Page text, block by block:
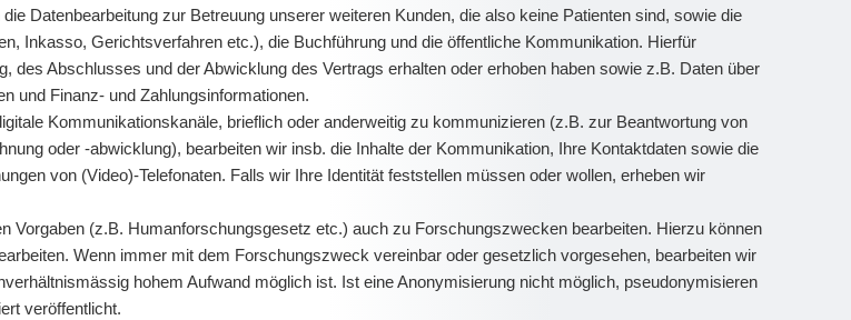
Datenbearbeitung zur Betreuung unserer weiteren Kunden, die also keine Patienten sind, sowie die
Inkasso, Gerichtsverfahren etc.), die Buchführung und die öffentliche Kommunikation. Hierfür
des Abschlusses und der Abwicklung des Vertrags erhalten oder erhoben haben sowie z.B. Daten über
und Finanz- und Zahlungsinformationen.
Kommunikationskanäle, brieflich oder anderweitig zu kommunizieren (z.B. zur Beantwortung von
oder -abwicklung), bearbeiten wir insb. die Inhalte der Kommunikation, Ihre Kontaktdaten sowie die
von (Video)-Telefonaten. Falls wir Ihre Identität feststellen müssen oder wollen, erheben wir
Vorgaben (z.B. Humanforschungsgesetz etc.) auch zu Forschungszwecken bearbeiten. Hierzu können
Wenn immer mit dem Forschungszweck vereinbar oder gesetzlich vorgesehen, bearbeiten wir
hohem Aufwand möglich ist. Ist eine Anonymisierung nicht möglich, pseudonymisieren
veröffentlicht.